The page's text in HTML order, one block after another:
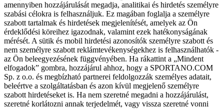
amennyiben hozzájárulását megadja, analitikai és hirdetés személyre
szabási célokra is felhasználjuk. Ez magában foglalja a személyre
szabott tartalmak és hirdetések megjelenítését, amelyek az Ön
érdeklődési köreihez igazodnak, valamint ezek hatékonyságának
mérését. A sütik és mobil hirdetési azonosítók személyre szabott és
nem személyre szabott reklámtevékenységekhez is felhasználhatók -
az Ön beleegyezésének függvényében. Ha rákattint a „Mindent
elfogadok” gombra, hozzájárul ahhoz, hogy a SPORTANO.COM
Sp. z o.o. és megbízható partnerei feldolgozzák személyes adatait,
beleértve a szolgáltatásban és azon kívül megjelenő személyre
szabott hirdetéseket is. Ha nem szeretné megadni a hozzájárulást,
szeretné korlátozni annak terjedelmét, vagy vissza szeretné vonni